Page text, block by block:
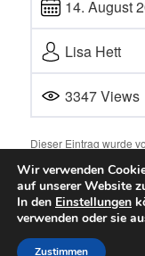
14. August
Lisa Hett
3347 Views
Dieser Eintrag wurde
Mit
Wir verwenden
auf unserer Website
In den Einstellungen
verwenden oder sie
Zustimmen